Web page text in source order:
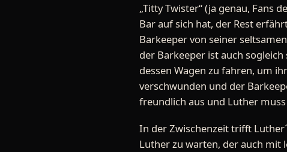
„Titty Twister“ (ja genau, Fans
Bar auf sich hat, der Rest
Barkeeper von seiner
der Barkeeper ist auch
dessen Wagen zu fahren, um
verschwunden und der
freundlich aus und Luther
In der Zwischenzeit trifft
Luther zu warten, der auch mit